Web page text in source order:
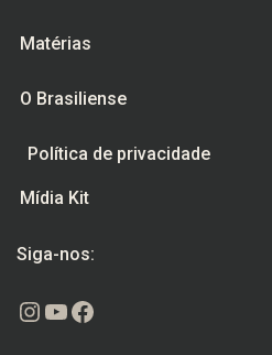
Matérias
O Brasiliense
Política de privacidade
Mídia Kit
Siga-nos:
Instagram
Youtube
Facebook